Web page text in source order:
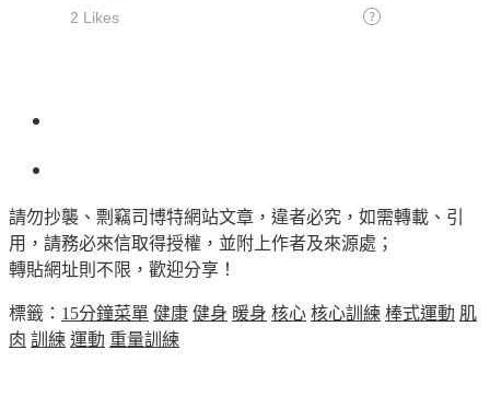
請勿抄襲、剽竊司博特網站文章，違者必究，如需轉載、引
用，請務必來信取得授權，並附上作者及來源處；
轉貼網址則不限，歡迎分享！
標籤： 15分鐘菜單 健康 健身 暖身 核心 核心訓練 棒式運動 肌
肉 訓練 運動 重量訓練